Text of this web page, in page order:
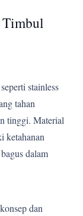
Timbul
stainless
tahan
tinggi. Material
ketahanan
dalam
dan